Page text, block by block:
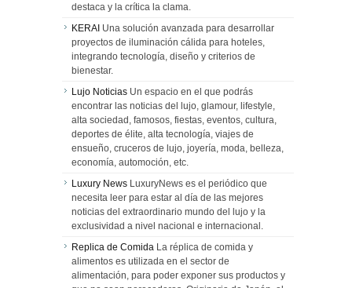
destaca y la crítica la clama.
KERAI Una solución avanzada para desarrollar
proyectos de iluminación cálida para hoteles,
integrando tecnología, diseño y criterios de
bienestar.
Lujo Noticias Un espacio en el que podrás
encontrar las noticias del lujo, glamour, lifestyle,
alta sociedad, famosos, fiestas, eventos, cultura,
deportes de élite, alta tecnología, viajes de
ensueño, cruceros de lujo, joyería, moda, belleza,
economía, automoción, etc.
Luxury News LuxuryNews es el periódico que
necesita leer para estar al día de las mejores
noticias del extraordinario mundo del lujo y la
exclusividad a nivel nacional e internacional.
Replica de Comida La réplica de comida y
alimentos es utilizada en el sector de
alimentación, para poder exponer sus productos y